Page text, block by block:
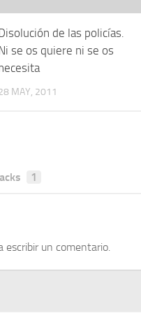
de las policías.
se os quiere ni se os
MAY, 2011
1
escribir un comentario.